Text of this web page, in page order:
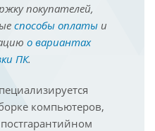
покупателей,
способы оплатыи
о вариантах
ПК.
компьютеров,